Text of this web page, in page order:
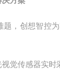
，创想智控
觉传感器实时